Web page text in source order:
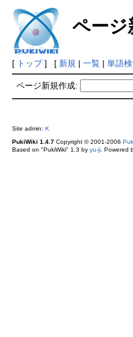
ページ
[ トップ] [ 新規 | 一覧| 単語
ページ新規作成:
Site admin: K
PukiWiki 1.4.7Copyright © 2001-2006
Based on "PukiWiki" 1.3 by yu-ji. Powered